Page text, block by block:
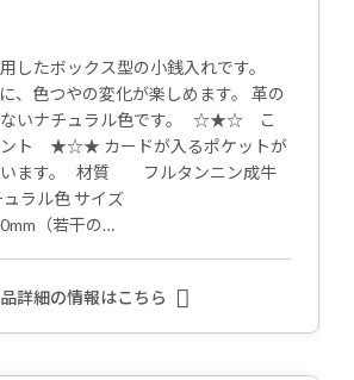
したボックス型の小銭入れです。
、色つやの変化が楽しめます。 革の
ないナチュラル色です。 ☆★☆ こ
ント ★☆★ カードが入るポケットが
います。 材質 フルタンニン成牛
ラル色 サイズ
（若干の…
詳細の情報はこちら